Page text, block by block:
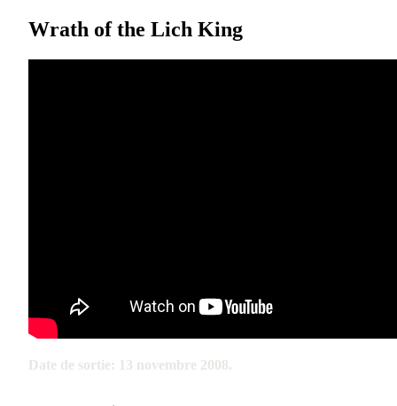
Wrath of the Lich King
Date de sortie: 13 novembre 2008.